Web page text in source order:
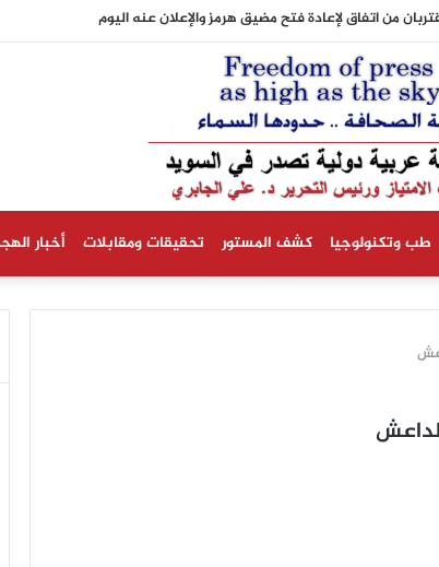
من اتفاق لإعادة فتح مضيق هرمز والإعلان عنه اليوم
طب وتكنولوجيا كشف المستور تحقيقات ومقابلات أخبار